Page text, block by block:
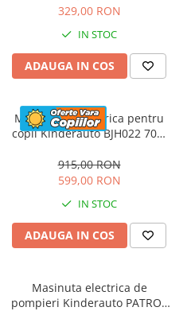
329,00 RON
IN STOC
ADAUGA IN COS
Motocicleta electrica pentru
copii Kinderauto BJH022 70W
915,00 RON
599,00 RON
IN STOC
ADAUGA IN COS
Masinuta electrica de
pompieri Kinderauto PATROL